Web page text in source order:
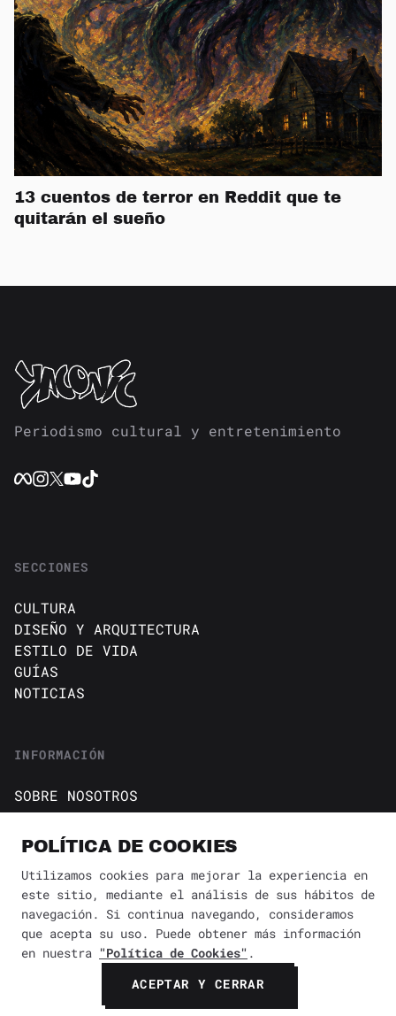
13 cuentos de terror en Reddit que te
quitarán el sueño
Periodismo cultural y entretenimiento
SECCIONES
CULTURA
DISEÑO Y ARQUITECTURA
ESTILO DE VIDA
GUÍAS
NOTICIAS
INFORMACIÓN
SOBRE NOSOTROS
CONTACTO
Política de cookies
AVISO DE PRIVACIDAD
© 2026 Revista Yaconic. Todos los derechos reservados.
✕
BÚSQUEDA
BUSCAR
POLÍTICA DE COOKIES
Utilizamos cookies para mejorar la experiencia en
este sitio, mediante el análisis de sus hábitos de
navegación. Si continua navegando, consideramos
que acepta su uso. Puede obtener más información
en nuestra "Política de Cookies" .
ACEPTAR Y CERRAR